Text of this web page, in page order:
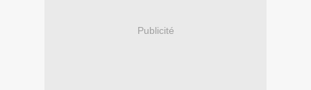
Publicité